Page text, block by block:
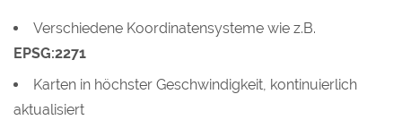
Verschiedene Koordinatensysteme wie z.B.
EPSG:2271
Karten in höchster Geschwindigkeit, kontinuierlich
aktualisiert